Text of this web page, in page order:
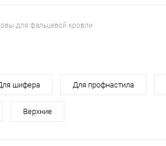
для фальцевой кровли
шифера Для профнастила
Верхние